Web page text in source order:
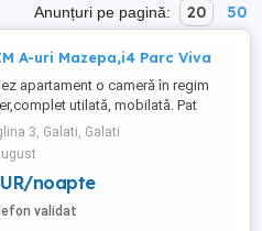
Anunțuri pe pagină: 20 50
A-uri Mazepa,i4 Parc Viva
apartament o cameră în regim
utilată, mobilată. Pat
LED Frigider Cuptor cu
Wi-fi AC cu inverter. Mașină de
Apartamentul este situat pe Strada
în Țiglina 1, la A -uri,la o distanță
de faleză, bănci, restaurante,
3, Galati, Galati
noapte
validat